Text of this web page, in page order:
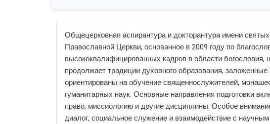
Общецерковная аспирантура и докторантура имени
Православной Церкви, основанное в 2009 году по
высококвалифицированных кадров в области богословия,
продолжает традиции духовного образования,
ориентированы на обучение священнослужителей,
гуманитарных наук. Основные направления подготовки
право, миссиологию и другие дисциплины. Особое
диалог, социальное служение и взаимодействие с